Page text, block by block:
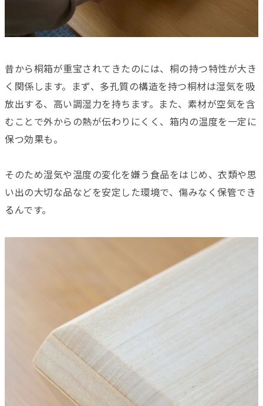
昔から桐箱が重宝されてきたのには、桐の持つ特性が大き
く関係します。まず、多孔質の構造を持つ桐材は湿気を吸
放出する、高い調湿力を持ちます。また、素材が空気を含
むことで外からの熱が伝わりにくく、箱内の温度を一定に
保つ効果も。
そのため湿気や温度の変化を嫌う食品をはじめ、衣類や思
い出の大切な品などを安定した環境で、傷みなく保管でき
るんです。